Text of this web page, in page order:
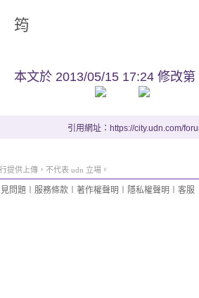
筠
本文於 2013/05/15 17:24 修改第
引用網址：https://city.udn.com/
提供上傳，不代表 udn 立場。
問題 服務條款 著作權聲明 隱私權聲明 客服